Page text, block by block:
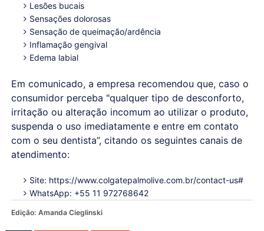
Lesões bucais
Sensações dolorosas
Sensação de queimação/ardência
Inflamação gengival
Edema labial
Em comunicado, a empresa recomendou que, caso o
consumidor perceba "qualquer tipo de desconforto,
irritação ou alteração incomum ao utilizar o produto,
suspenda o uso imediatamente e entre em contato
com o seu dentista”, citando os seguintes canais de
atendimento:
Site: https://www.colgatepalmolive.com.br/contact-us#
WhatsApp: +55 11 972768642
Edição: Amanda Cieglinski